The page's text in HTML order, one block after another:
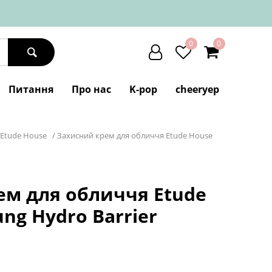
0 0
Питання Про нас K-pop cheeryep
Etude House /Захисний крем для обличчя Etude House
для обличчя Etude
Hydro Barrier